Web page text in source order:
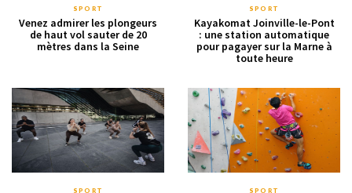
SPORT
Venez admirer les plongeurs
de haut vol sauter de 20
mètres dans la Seine
SPORT
Kayakomat Joinville-le-Pont
: une station automatique
pour pagayer sur la Marne à
toute heure
SPORT SPORT